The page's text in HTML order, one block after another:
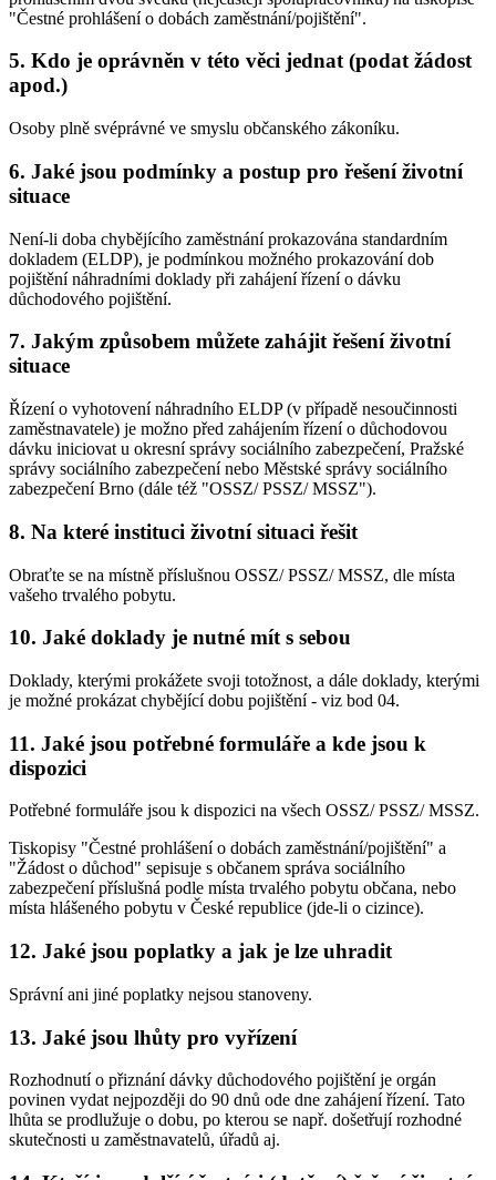
"Čestné prohlášení o dobách zaměstnání/pojištění".
5. Kdo je oprávněn v této věci jednat (podat žádost
apod.)
Osoby plně svéprávné ve smyslu občanského zákoníku.
6. Jaké jsou podmínky a postup pro řešení životní
situace
Není-li doba chybějícího zaměstnání prokazována standardním
dokladem (ELDP), je podmínkou možného prokazování dob
pojištění náhradními doklady při zahájení řízení o dávku
důchodového pojištění.
7. Jakým způsobem můžete zahájit řešení životní
situace
Řízení o vyhotovení náhradního ELDP (v případě nesoučinnosti
zaměstnavatele) je možno před zahájením řízení o důchodovou
dávku iniciovat u okresní správy sociálního zabezpečení, Pražské
správy sociálního zabezpečení nebo Městské správy sociálního
zabezpečení Brno (dále též "OSSZ/ PSSZ/ MSSZ").
8. Na které instituci životní situaci řešit
Obraťte se na místně příslušnou OSSZ/ PSSZ/ MSSZ, dle místa
vašeho trvalého pobytu.
10. Jaké doklady je nutné mít s sebou
Doklady, kterými prokážete svoji totožnost, a dále doklady, kterými
je možné prokázat chybějící dobu pojištění - viz bod 04.
11. Jaké jsou potřebné formuláře a kde jsou k
dispozici
Potřebné formuláře jsou k dispozici na všech OSSZ/ PSSZ/ MSSZ.
Tiskopisy "Čestné prohlášení o dobách zaměstnání/pojištění" a
"Žádost o důchod" sepisuje s občanem správa sociálního
zabezpečení příslušná podle místa trvalého pobytu občana, nebo
místa hlášeného pobytu v České republice (jde-li o cizince).
12. Jaké jsou poplatky a jak je lze uhradit
Správní ani jiné poplatky nejsou stanoveny.
13. Jaké jsou lhůty pro vyřízení
Rozhodnutí o přiznání dávky důchodového pojištění je orgán
povinen vydat nejpozději do 90 dnů ode dne zahájení řízení. Tato
lhůta se prodlužuje o dobu, po kterou se např. došetřují rozhodné
skutečnosti u zaměstnavatelů, úřadů aj.